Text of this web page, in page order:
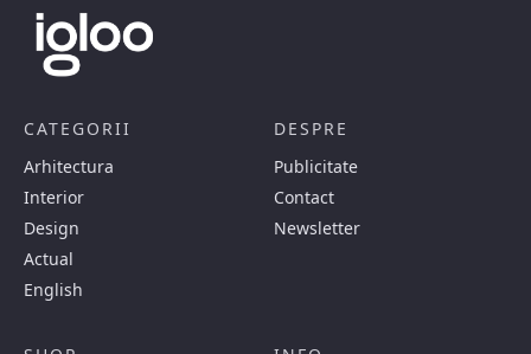
CATEGORII
Arhitectura
Interior
Design
Actual
English
DESPRE
Publicitate
Contact
Newsletter